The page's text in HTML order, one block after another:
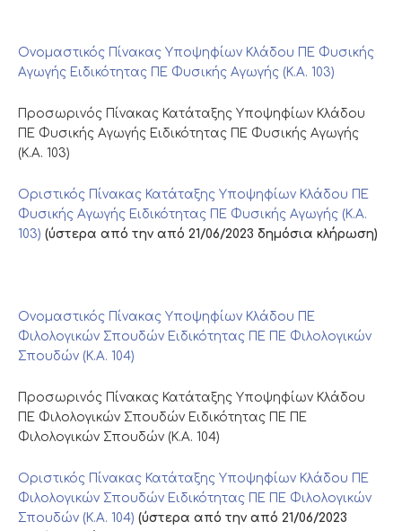
Ονομαστικός Πίνακας Υποψηφίων Κλάδου ΠΕ Φυσικής
Αγωγής Ειδικότητας ΠΕ Φυσικής Αγωγής (Κ.Α. 103)
Προσωρινός Πίνακας Κατάταξης Υποψηφίων Κλάδου
ΠΕ Φυσικής Αγωγής Ειδικότητας ΠΕ Φυσικής Αγωγής
(Κ.Α. 103)
Οριστικός Πίνακας Κατάταξης Υποψηφίων Κλάδου ΠΕ
Φυσικής Αγωγής Ειδικότητας ΠΕ Φυσικής Αγωγής (Κ.Α.
103) (ύστερα από την από 21/06/2023 δημόσια κλήρωση)
Ονομαστικός Πίνακας Υποψηφίων Κλάδου ΠΕ
Φιλολογικών Σπουδών Ειδικότητας ΠΕ ΠΕ Φιλολογικών
Σπουδών (Κ.Α. 104)
Προσωρινός Πίνακας Κατάταξης Υποψηφίων Κλάδου
ΠΕ Φιλολογικών Σπουδών Ειδικότητας ΠΕ ΠΕ
Φιλολογικών Σπουδών (Κ.Α. 104)
Οριστικός Πίνακας Κατάταξης Υποψηφίων Κλάδου ΠΕ
Φιλολογικών Σπουδών Ειδικότητας ΠΕ ΠΕ Φιλολογικών
Σπουδών (Κ.Α. 104) (ύστερα από την από 21/06/2023